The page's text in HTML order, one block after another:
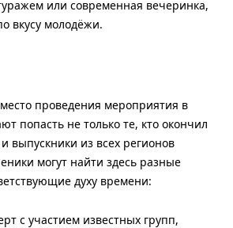
или современная вечеринка,
вкусу молодёжи.
проведения мероприятия в
попасть не только те, кто окончил
выпускники из всех регионов
могут найти здесь разные
духу времени:
с участием известных групп,